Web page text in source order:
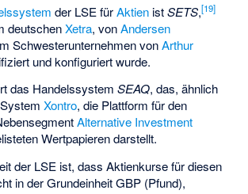
der LSE fürAktien istSETS,[19]
deutschenXetra, vonAndersen
Schwesterunternehmen vonArthur
und konfiguriert wurde.
das HandelssystemSEAQ, das, ähnlich
Xontro, die Plattform für den
Alternative Investment
Wertpapieren darstellt.
der LSE ist, dass Aktienkurse für diesen
in der Grundeinheit GBP (Pfund),